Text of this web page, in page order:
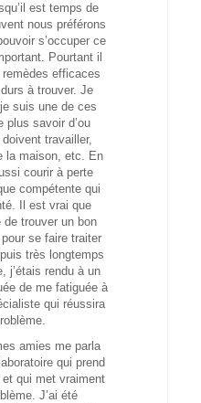
est temps de
nous préférons
s’occuper ce
Pourtant il
efficaces
à trouver. Je
suis une de ces
plus savoir d’ou
travailler,
la maison, etc. En
courir à perte
compétente qui
Il est vrai que
trouver un bon
se faire traiter
très longtemps
j’étais rendu à un
de me fatiguée à
qui réussira
amies me parla
qui prend
qui met vraiment
J’ai été